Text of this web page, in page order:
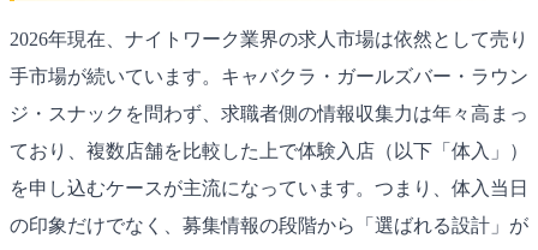
2026年現在、ナイトワーク業界の求人市場は依然として売り
手市場が続いています。キャバクラ・ガールズバー・ラウン
ジ・スナックを問わず、求職者側の情報収集力は年々高まっ
ており、複数店舗を比較した上で体験入店（以下「体入」）
を申し込むケースが主流になっています。つまり、体入当日
の印象だけでなく、募集情報の段階から「選ばれる設計」が